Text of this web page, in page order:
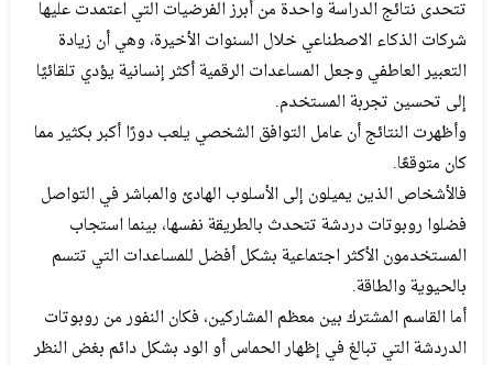
تتحدى نتائج الدراسة واحدة من أبرز الفرضيات التي اعتمدت عليها
شركات الذكاء الاصطناعي خلال السنوات الأخيرة، وهي أن زيادة
التعبير العاطفي وجعل المساعدات الرقمية أكثر إنسانية يؤدي تلقائيًا
إلى تحسين تجربة المستخدم.
وأظهرت النتائج أن عامل التوافق الشخصي يلعب دورًا أكبر بكثير مما
كان متوقعًا.
فالأشخاص الذين يميلون إلى الأسلوب الهادئ والمباشر في التواصل
فضلوا روبوتات دردشة تتحدث بالطريقة نفسها، بينما استجاب
المستخدمون الأكثر اجتماعية بشكل أفضل للمساعدات التي تتسم
بالحيوية والطاقة.
أما القاسم المشترك بين معظم المشاركين، فكان النفور من روبوتات
الدردشة التي تبالغ في إظهار الحماس أو الود بشكل دائم بغض النظر